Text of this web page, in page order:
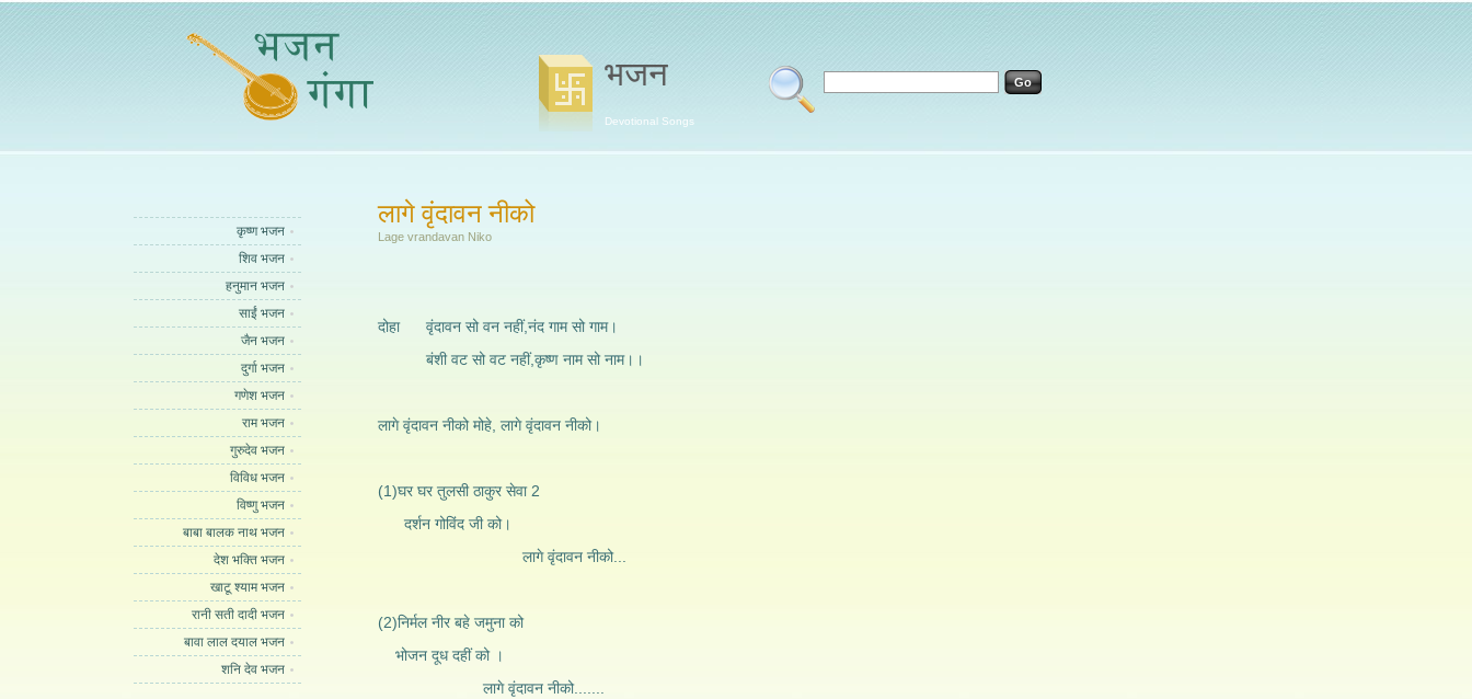
भजन
Devotional Songs
कृष्ण भजन
शिव भजन
हनुमान भजन
साईं भजन
जैन भजन
दुर्गा भजन
गणेश भजन
राम भजन
गुरुदेव भजन
विविध भजन
विष्णु भजन
बाबा बालक नाथ भजन
देश भक्ति भजन
खाटू श्याम भजन
रानी सती दादी भजन
बावा लाल दयाल भजन
शनि देव भजन
लागे वृंदावन नीको
Lage vrandavan Niko
दोहा वृंदावन सो वन नहीं,नंद गाम सो गाम।
बंशी वट सो वट नहीं,कृष्ण नाम सो नाम।।
लागे वृंदावन नीको मोहे, लागे वृंदावन नीको।
(1)घर घर तुलसी ठाकुर सेवा 2
दर्शन गोविंद जी को।
लागे वृंदावन नीको...
(2)निर्मल नीर बहे जमुना को
भोजन दूध दहीं को ।
लागे वृंदावन नीको.......